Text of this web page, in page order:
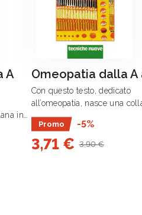
A
in
Omeopatia dalla A
Con questo testo, dedicato
all’omeopatia, nasce una
edizione economica che
all’esigenza di conoscere le
forme della medicina.
Promo -5%
3,71 € 3,90 €